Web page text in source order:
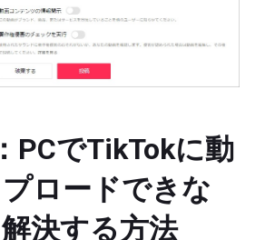
PCでTikTokに動
ロードできな
決する方法